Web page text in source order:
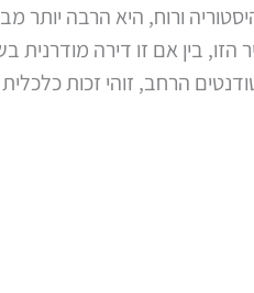
ורוח, היא הרבה
הזו, בין אם זו דירה
הרחב, זוהי זכות